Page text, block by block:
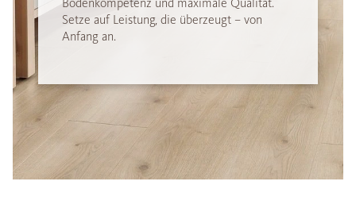
Setze auf Leistung, die überzeugt – von
Anfang an.